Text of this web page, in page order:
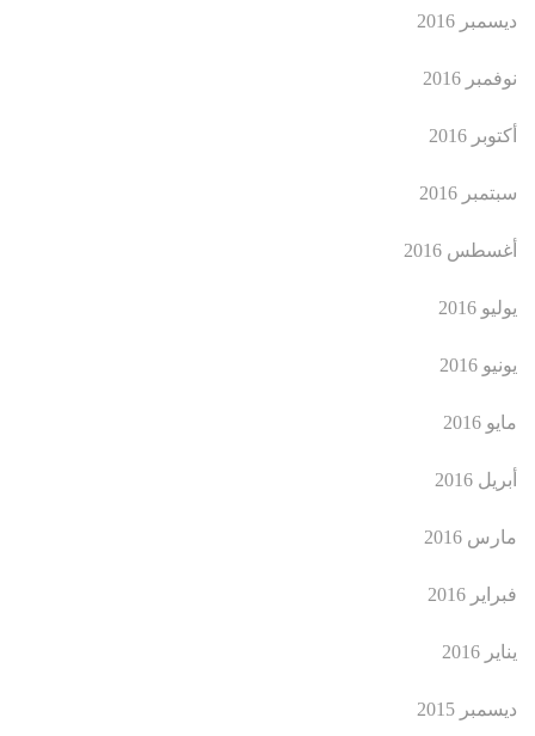
ديسمبر 2016
نوفمبر 2016
أكتوبر 2016
سبتمبر 2016
أغسطس 2016
يوليو 2016
يونيو 2016
مايو 2016
أبريل 2016
مارس 2016
فبراير 2016
يناير 2016
ديسمبر 2015